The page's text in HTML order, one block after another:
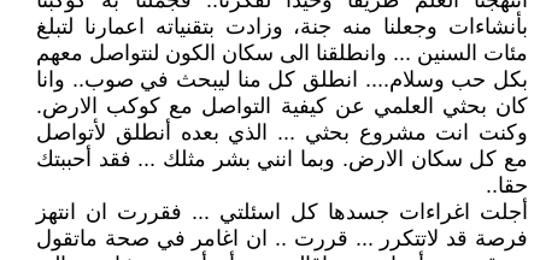
بأنشاءات وجعلنا منه جنة، وزادت بتقنياته اعمارنا لتبلغ
مئات السنين ... وانطلقنا الى سكان الكون لنتواصل معهم
بكل حب وسلام.... انطلق كل منا ليبحث في صوب.. وانا
كان بحثي العلمي عن كيفية التواصل مع كوكب الارض.
وكنت انت مشروع بحثي ... الذي بعده أنطلق لأتواصل
مع كل سكان الارض. وبما انني بشر مثلك ... فقد أحببتك
حقا..
أجلت اغراءات جسدها كل اسئلتي ... فقررت ان انتهز
فرصة قد لاتتكرر ... قررت .. ان اغامر في صحة ماتقول